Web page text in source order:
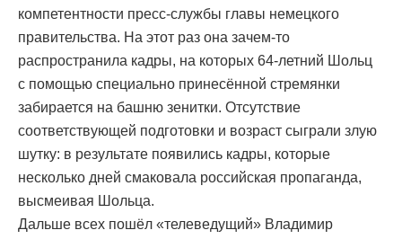
компетентности пресс-службы главы немецкого
правительства. На этот раз она зачем-то
распространила кадры, на которых 64-летний Шольц
с помощью специально принесённой стремянки
забирается на башню зенитки. Отсутствие
соответствующей подготовки и возраст сыграли злую
шутку: в результате появились кадры, которые
несколько дней смаковала российская пропаганда,
высмеивая Шольца.
Дальше всех пошёл «телеведущий» Владимир